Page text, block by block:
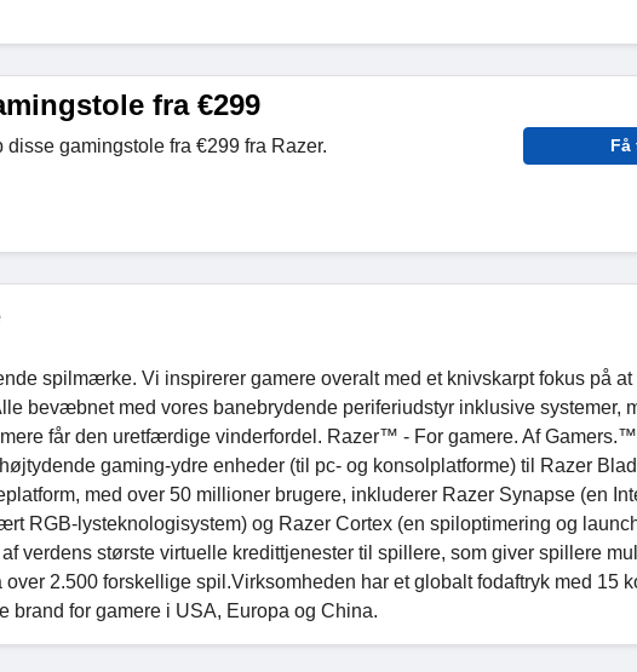
fra €299
disse gamingstole fra €299 fra Razer. Få
spilmærke. Vi inspirerer gamere overalt med et knivskarpt fokus på
bevæbnet med vores banebrydende periferiudstyr inklusive systemer,
får den uretfærdige vinderfordel. Razer™ - For gamere. Af
gaming-ydre enheder (til pc- og konsolplatforme) til Razer
med over 50 millioner brugere, inkluderer Razer Synapse (en
RGB-lysteknologisystem) og Razer Cortex (en spiloptimering og
​​verdens største virtuelle kredittjenester til spillere, som giver spillere
2.500 forskellige spil.Virksomheden har et globalt fodaftryk med 15
brand for gamere i USA, Europa og China.